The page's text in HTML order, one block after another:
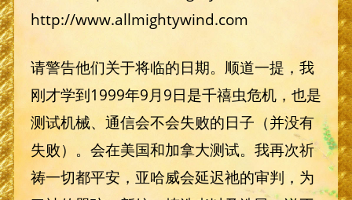
http://www.allmightywind.com
请警告他们关于将临的日期。顺道一提，我
刚才学到1999年9月9日是千禧虫危机，也是
测试机械、通信会不会失败的日子（并没有
失败）。会在美国和加拿大测试。我再次祈
祷一切都平安，亚哈威会延迟祂的审判，为